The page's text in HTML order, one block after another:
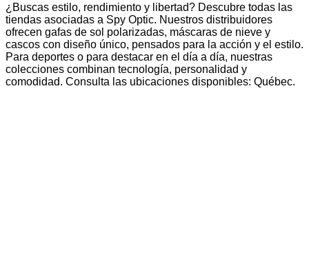
¿Buscas estilo, rendimiento y libertad? Descubre todas las
tiendas asociadas a Spy Optic. Nuestros distribuidores
ofrecen gafas de sol polarizadas, máscaras de nieve y
cascos con diseño único, pensados para la acción y el estilo.
Para deportes o para destacar en el día a día, nuestras
colecciones combinan tecnología, personalidad y
comodidad. Consulta las ubicaciones disponibles: Québec.